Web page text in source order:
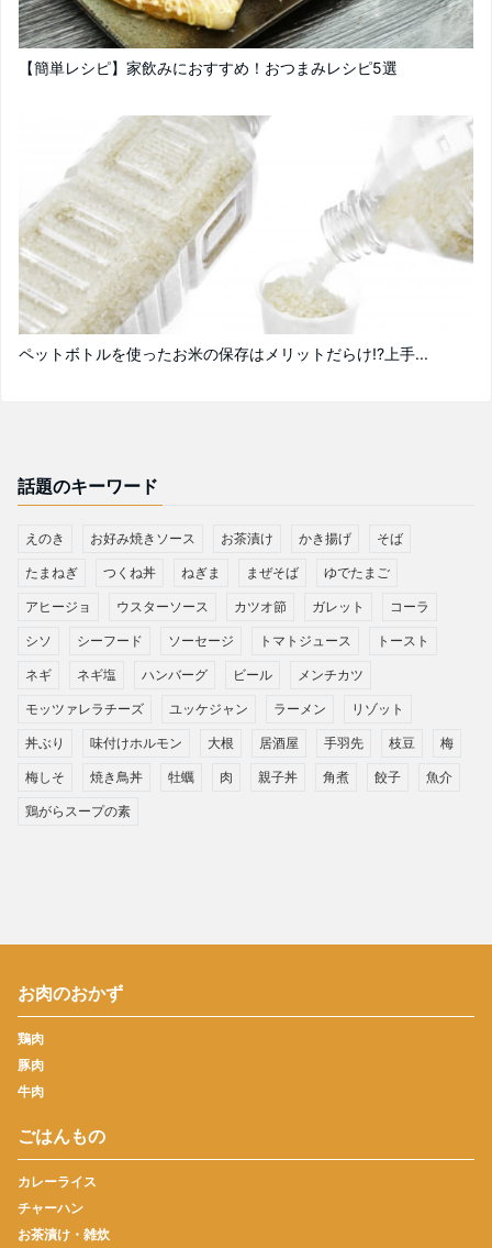
【簡単レシピ】家飲みにおすすめ！おつまみレシピ5選
ペットボトルを使ったお米の保存はメリットだらけ!?上手...
話題のキーワード
えのき お好み焼きソース お茶漬け かき揚げ そば
たまねぎ つくね丼 ねぎま まぜそば ゆでたまご
アヒージョ ウスターソース カツオ節 ガレット コーラ
シソ シーフード ソーセージ トマトジュース トースト
ネギ ネギ塩 ハンバーグ ビール メンチカツ
モッツァレラチーズ ユッケジャン ラーメン リゾット
丼ぶり 味付けホルモン 大根 居酒屋 手羽先 枝豆 梅
梅しそ 焼き鳥丼 牡蠣 肉 親子丼 角煮 餃子 魚介
鶏がらスープの素
お肉のおかず
鶏肉
豚肉
牛肉
ごはんもの
カレーライス
チャーハン
お茶漬け・雑炊